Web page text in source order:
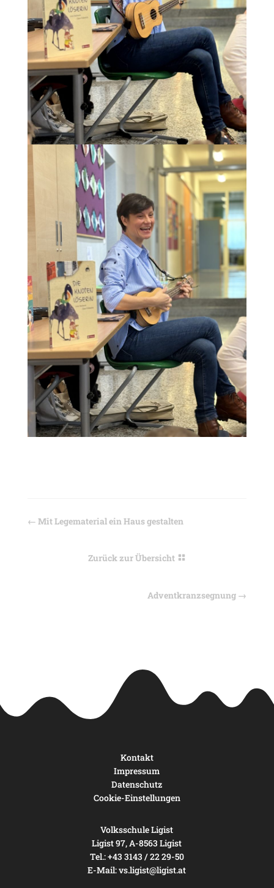
← Mit Legematerial ein Haus gestalten
Zurück zur Übersicht
Adventkranzsegnung →
Kontakt
Impressum
Datenschutz
Cookie-Einstellungen
Volksschule Ligist
Ligist 97, A-8563 Ligist
Tel.: +43 3143 / 22 29-50
E-Mail:vs.ligist@ligist.at